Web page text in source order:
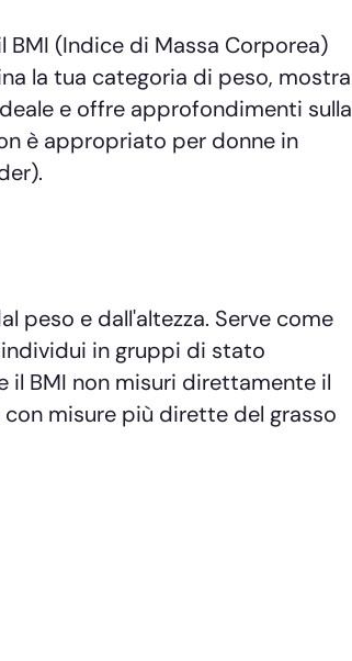
(Indice di Massa Corporea)
la tua categoria di peso, mostra
e offre approfondimenti sulla
è appropriato per donne in
peso e dall'altezza. Serve come
in gruppi di stato
il BMI non misuri direttamente il
misure più dirette del grasso